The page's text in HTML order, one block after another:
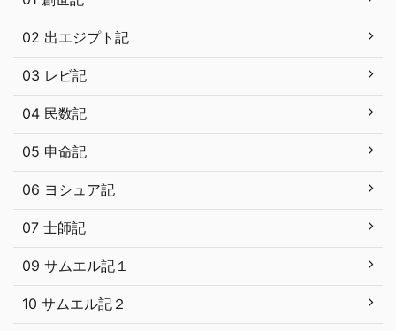
02 出エジプト記
03 レビ記
04 民数記
05 申命記
06 ヨシュア記
07 士師記
09 サムエル記１
10 サムエル記２